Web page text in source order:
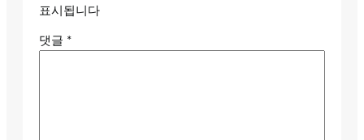
표시됩니다
댓글 *